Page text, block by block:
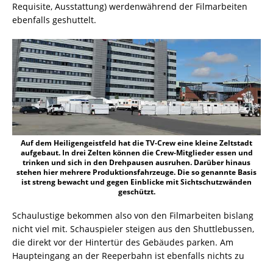
Requisite, Ausstattung) werdenwährend der Filmarbeiten
ebenfalls geshuttelt.
Auf dem Heiligengeistfeld hat die TV-Crew eine kleine Zeltstadt
aufgebaut. In drei Zelten können die Crew-Mitglieder essen und
trinken und sich in den Drehpausen ausruhen. Darüber hinaus
stehen hier mehrere Produktionsfahrzeuge. Die so genannte Basis
ist streng bewacht und gegen Einblicke mit Sichtschutzwänden
geschützt.
Schaulustige bekommen also von den Filmarbeiten bislang
nicht viel mit. Schauspieler steigen aus den Shuttlebussen,
die direkt vor der Hintertür des Gebäudes parken. Am
Haupteingang an der Reeperbahn ist ebenfalls nichts zu